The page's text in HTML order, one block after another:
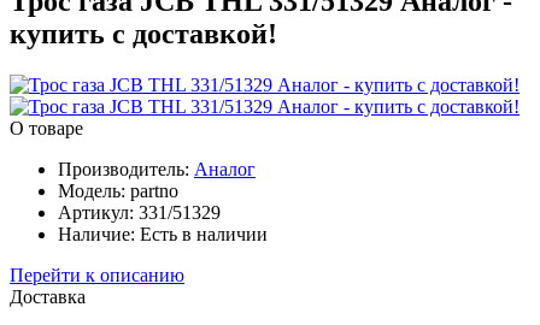
купить с доставкой!
О товаре
Производитель: Аналог
Модель: partno
Артикул: 331/51329
Наличие: Есть в наличии
Перейти к описанию
Доставка